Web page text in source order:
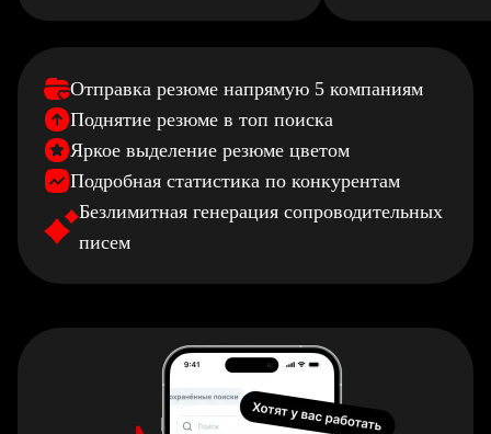
Отправка резюме напрямую 5 компаниям
Поднятие резюме в топ поиска
Яркое выделение резюме цветом
Подробная статистика по конкурентам
Безлимитная генерация сопроводительных
писем